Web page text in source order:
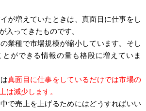
が増えていたときは、真面目に仕事をし
入ってきたものです。
業種で市場規模が縮小しています。そし
ができる情報の量も格段に増えていま
真面目に仕事をしているだけでは市場の
は減少します。
で売上を上げるためにはどうすればいい